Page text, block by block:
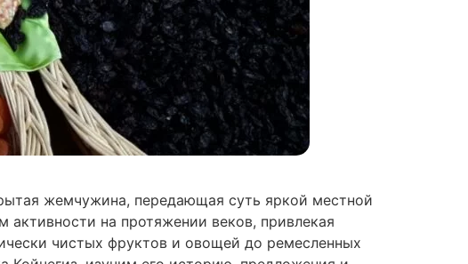
жемчужина, передающая суть яркой местной
на протяжении веков, привлекая
чистых фруктов и овощей до ремесленных